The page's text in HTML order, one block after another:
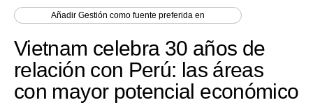
Economía
Mercados
AñadirGestión como fuente preferida en
Vietnam celebra 30 años de
relación con Perú: las áreas
con mayor potencial económico